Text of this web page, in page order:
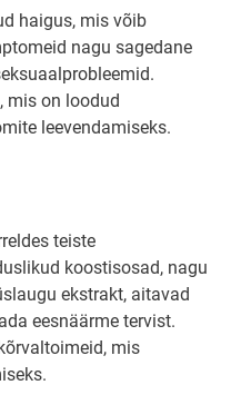
haigus, mis võib
nagu sagedane
mis on loodud
leevendamiseks.
teiste
koostisosad, nagu
ekstrakt, aitavad
eesnäärme tervist.
mis